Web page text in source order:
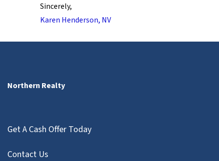
Sincerely,
Karen Henderson, NV
Northern Realty
Get A Cash Offer Today
Contact Us